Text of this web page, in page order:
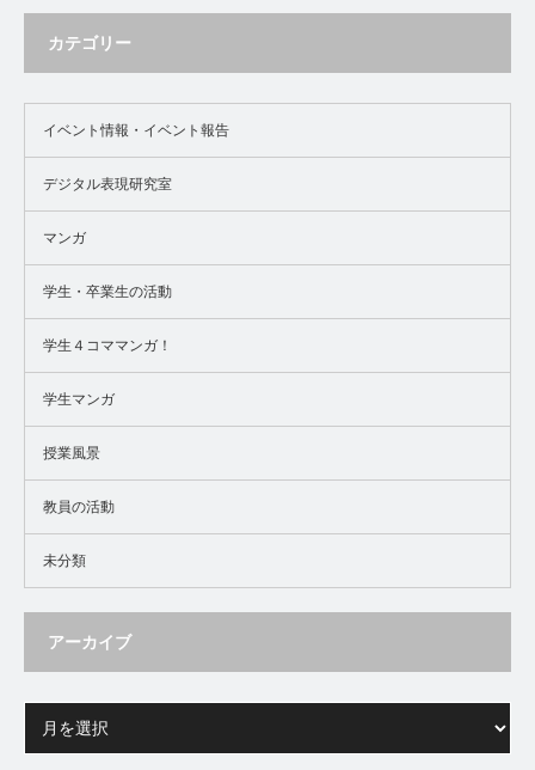
カテゴリー
イベント情報・イベント報告
デジタル表現研究室
マンガ
学生・卒業生の活動
学生４コママンガ！
学生マンガ
授業風景
教員の活動
未分類
アーカイブ